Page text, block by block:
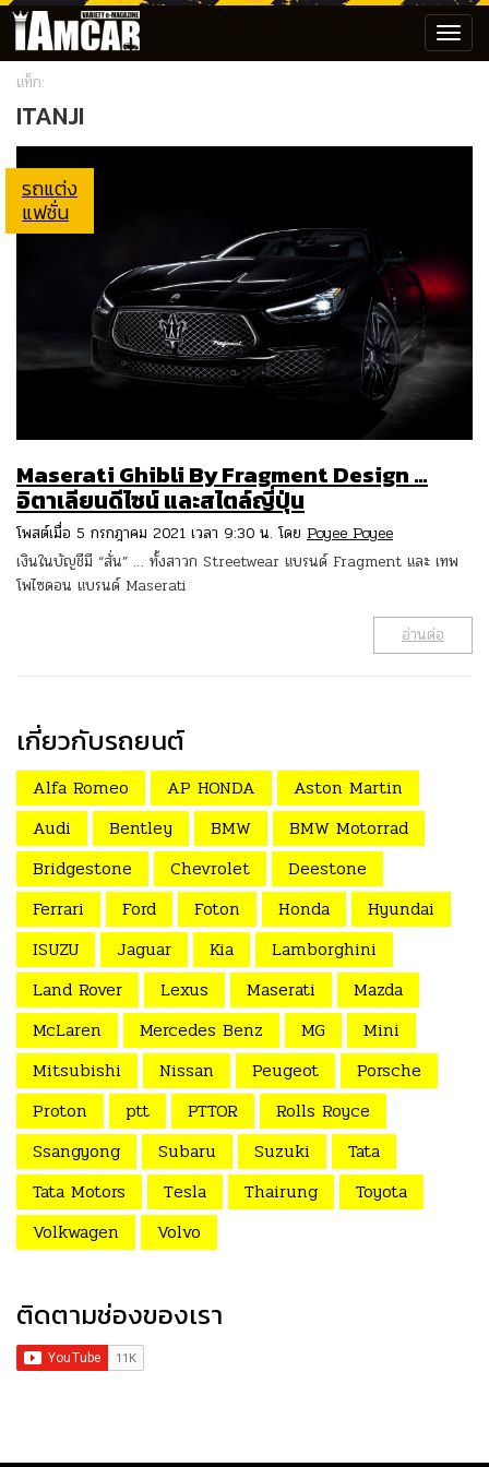
แท็ก:
ITANJI
รถแต่ง
แฟชั่น
Maserati Ghibli By Fragment Design …
อิตาเลียนดีไซน์ และสไตล์ญี่ปุ่น
โพสต์เมื่อ 5 กรกฎาคม 2021 เวลา 9:30 น. โดย Poyee Poyee
เงินในบัญชีมี “สั่น” … ทั้งสาวก Streetwear แบรนด์ Fragment และ เทพ
โพไซดอน แบรนด์ Maserati
อ่านต่อ
เกี่ยวกับรถยนต์
Alfa Romeo AP HONDA
Aston Martin
Audi
Bentley BMW
BMW Motorrad
Bridgestone
Chevrolet
Deestone
Ferrari
Ford Foton Honda
Hyundai
ISUZU
Jaguar Kia
Lamborghini
Land Rover
Lexus Maserati
Mazda
McLaren
Mercedes Benz MG
Mini
Mitsubishi
Nissan Peugeot
Porsche
Proton
ptt PTTOR
Rolls Royce
Ssangyong
Subaru Suzuki
Tata
Tata Motors
Tesla Thairung
Toyota
Volkwagen
Volvo
ติดตามช่องของเรา